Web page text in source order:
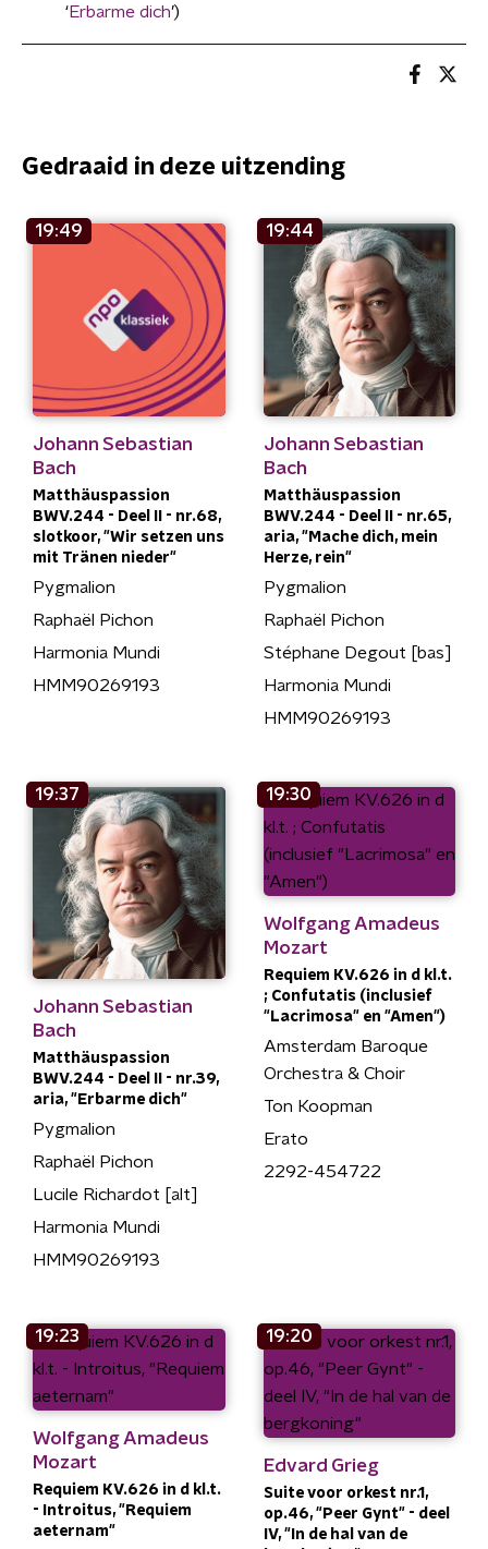
‘Erbarme dich’)
Gedraaid in deze uitzending
19:49
Johann Sebastian
Bach
Matthäuspassion
BWV.244 - Deel II - nr.68,
slotkoor, "Wir setzen uns
mit Tränen nieder"
Pygmalion
Raphaël Pichon
Harmonia Mundi
HMM90269193
19:44
Johann Sebastian
Bach
Matthäuspassion
BWV.244 - Deel II - nr.65,
aria, "Mache dich, mein
Herze, rein"
Pygmalion
Raphaël Pichon
Stéphane Degout [bas]
Harmonia Mundi
HMM90269193
19:37
Johann Sebastian
Bach
Matthäuspassion
BWV.244 - Deel II - nr.39,
aria, "Erbarme dich"
Pygmalion
Raphaël Pichon
Lucile Richardot [alt]
Harmonia Mundi
HMM90269193
19:30
Wolfgang Amadeus
Mozart
Requiem KV.626 in d kl.t.
; Confutatis (inclusief
"Lacrimosa" en "Amen")
Amsterdam Baroque
Orchestra & Choir
Ton Koopman
Erato
2292-454722
19:23
Wolfgang Amadeus
Mozart
Requiem KV.626 in d kl.t.
- Introitus, "Requiem
aeternam"
19:20
Edvard Grieg
Suite voor orkest nr.1,
op.46, "Peer Gynt" - deel
IV, "In de hal van de